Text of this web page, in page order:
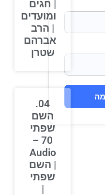
| חגים
ומועדים
| הרב
אברהם
שטרן
04.
השם
שפתי
70 –
Audio
| השם
שפתי